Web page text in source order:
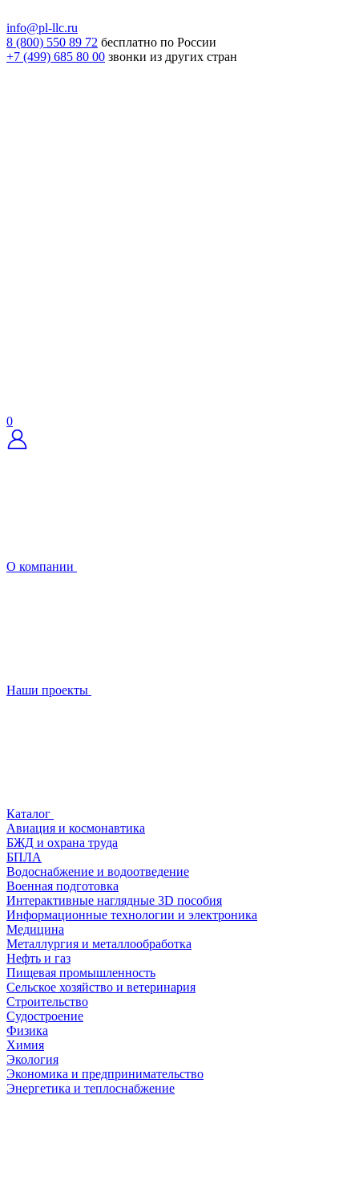
info@pl-llc.ru
8 (800) 550 89 72 бесплатно по России
+7 (499) 685 80 00 звонки из других стран
0
О компании
Наши проекты
Каталог
Авиация и космонавтика
БЖД и охрана труда
БПЛА
Водоснабжение и водоотведение
Военная подготовка
Интерактивные наглядные 3D пособия
Информационные технологии и электроника
Медицина
Металлургия и металлообработка
Нефть и газ
Пищевая промышленность
Сельское хозяйство и ветеринария
Строительство
Судостроение
Физика
Химия
Экология
Экономика и предпринимательство
Энергетика и теплоснабжение